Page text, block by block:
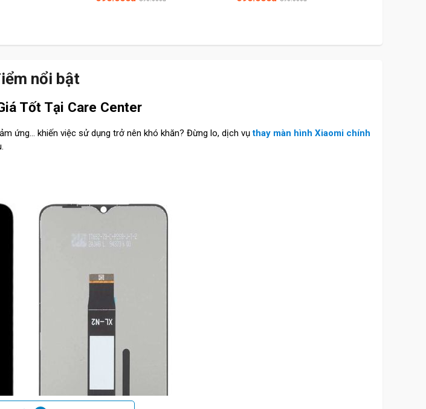
nổi bật
Tốt Tại Care Center
ứng… khiến việc sử dụng trở nên khó khăn? Đừng lo, dịch vụthay màn hình Xiaomi chính